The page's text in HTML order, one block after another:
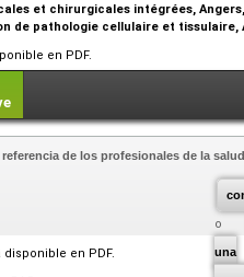
et chirurgicales intégrées,
de pathologie cellulaire et tissulaire,
en PDF.
una
de los profesionales de la
en PDF.